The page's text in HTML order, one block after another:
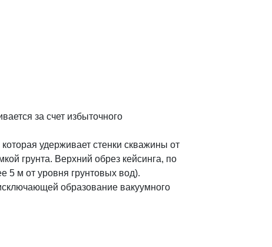
за счет избыточного
удерживает стенки скважины от
грунта. Верхний обрез кейсинга, по
5 м от уровня грунтовых вод).
образование вакуумного